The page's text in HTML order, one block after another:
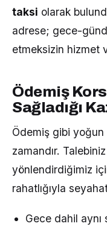
taksi olarak
adrese; gece-
etmeksizin hizmet
Ödemiş
Sağladığı
Ödemiş gibi
zamandır.
yönlendirdiğimiz
rahatlığıyla
Gece dahil